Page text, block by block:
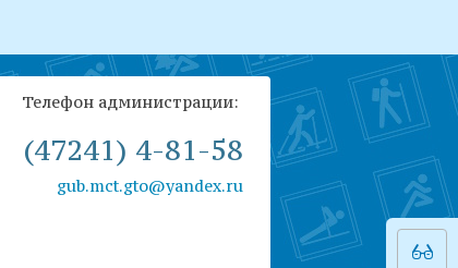
Телефон администрации:
(47241) 4-81-58
gub.mct.gto@yandex.ru